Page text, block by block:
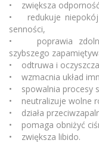
• zwiększa
• redukuje niepokój
senności,
• poprawia
szybszego
• odtruwa i
• wzmacnia układ
• spowalnia procesy
• neutralizuje wolne
• działa
• pomaga obniżyć
• zwiększa libido.